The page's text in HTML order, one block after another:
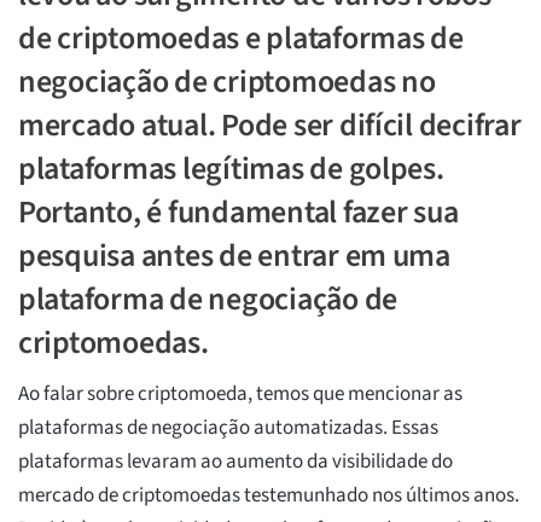
de criptomoedas e plataformas de
negociação de criptomoedas no
mercado atual. Pode ser difícil decifrar
plataformas legítimas de golpes.
Portanto, é fundamental fazer sua
pesquisa antes de entrar em uma
plataforma de negociação de
criptomoedas.
Ao falar sobre criptomoeda, temos que mencionar as
plataformas de negociação automatizadas. Essas
plataformas levaram ao aumento da visibilidade do
mercado de criptomoedas testemunhado nos últimos anos.